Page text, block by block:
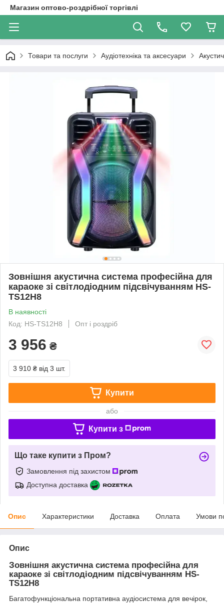
Магазин оптово-роздрібної торгівлі
Товари та послуги Аудіотехніка та аксесуари
Зовнішня акустична система професійна для
караоке зі світлодіодним підсвічуванням HS-
TS12H8
В наявності
Код: HS-TS12H8
Опт і роздріб
3 956 ₴
3 910 ₴ від 3 шт.
Купити
або
Купити з
Що таке купити з Пром?
Замовлення під захистом
Доступна доставка
Опис Характеристики Доставка Оплата Умови
Опис
Зовнішня акустична система професійна для
караоке зі світлодіодним підсвічуванням HS-
TS12H8
Багатофункціональна портативна аудіосистема для вечірок,